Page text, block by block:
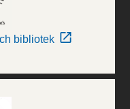
bibliotek